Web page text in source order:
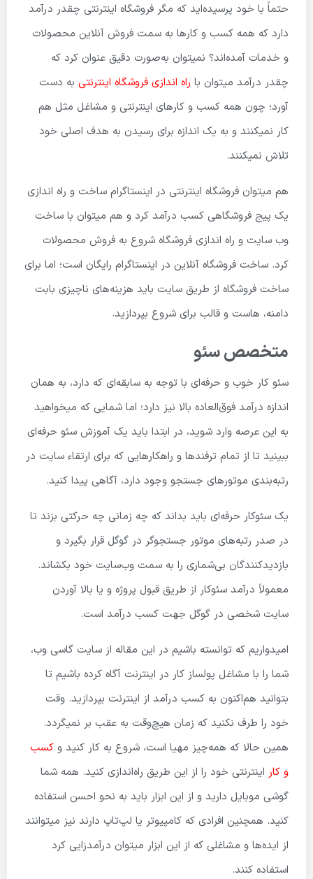
حتماً با خود پرسیده‌اید که مگر فروشگاه اینترنتی چقدر درآمد
دارد که همه کسب و کارها به سمت فروش آنلاین محصولات
و خدمات آمده‌اند؟ نمیتوان به‌صورت دقیق عنوان کرد که
چقدر درآمد میتوان با راه اندازی فروشگاه اینترنتی به دست
آورد؛ چون همه کسب و کارهای اینترنتی و مشاغل مثل هم
کار نمیکنند و به یک اندازه برای رسیدن به هدف اصلی خود
تلاش نمیکنند.
هم میتوان فروشگاه اینترنتی در اینستاگرام ساخت و راه اندازی
یک پیج فروشگاهی کسب درآمد کرد و هم میتوان با ساخت
وب سایت و راه اندازی فروشگاه شروع به فروش محصولات
کرد. ساخت فروشگاه آنلاین در اینستاگرام رایگان است؛ اما برای
ساخت فروشگاه از طریق سایت باید هزینه‌های ناچیزی بابت
دامنه، هاست و قالب برای شروع بپردازید.
متخصص سئو
سئو کار خوب و حرفه‌ای با توجه به سابقه‌ای که دارد، به همان
اندازه درآمد فوق‌العاده بالا نیز دارد؛ اما شمایی که میخواهید
به این عرصه وارد شوید، در ابتدا باید یک آموزش سئو حرفه‌ای
ببینید تا از تمام ترفندها و راهکارهایی که برای ارتقاء سایت در
رتبه‌بندی موتورهای جستجو وجود دارد، آگاهی پیدا کنید.
یک سئوکار حرفه‌ای باید بداند که چه زمانی چه حرکتی بزند تا
در صدر رتبه‌های موتور جستجوگر در گوگل قرار بگیرد و
بازدیدکنندگان بی‌شماری را به سمت وب‌سایت خود بکشاند.
معمولاً درآمد سئوکار از طریق قبول پروژه و یا بالا آوردن
سایت شخصی در گوگل جهت کسب درآمد است.
امیدواریم که توانسته باشیم در این مقاله از سایت گاسی وب،
شما را با مشاغل پولساز کار در اینترنت آگاه کرده باشیم تا
بتوانید هم‌اکنون به کسب درآمد از اینترنت بپردازید. وقت
خود را طرف نکنید که زمان هیچ‌وقت به عقب بر نمیگردد.
همین حالا که همه‌چیز مهیا است، شروع به کار کنید و کسب
و کار اینترنتی خود را از این طریق راه‌اندازی کنید. همه شما
گوشی موبایل دارید و از این ابزار باید به نحو احسن استفاده
کنید. همچنین افرادی که کامپیوتر یا لپ‌تاپ دارند نیز میتوانند
از ایده‌ها و مشاغلی که از این ابزار میتوان درآمدزایی کرد
استفاده کنند.